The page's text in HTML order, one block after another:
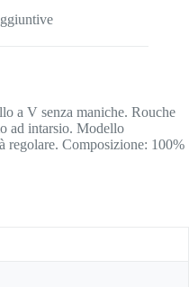
a V senza maniche. Rouche
ad intarsio. Modello
regolare. Composizione: 100%